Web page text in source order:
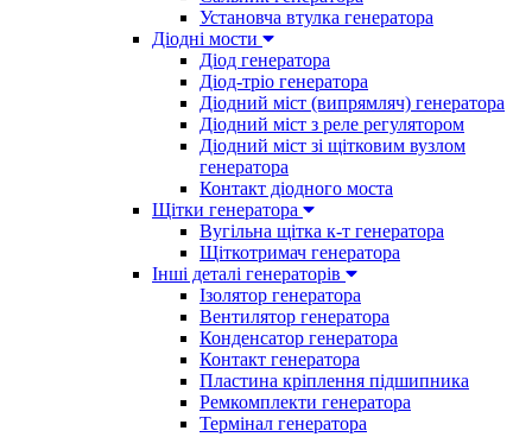
Установча втулка генератора
Діодні мости
Діод генератора
Діод-тріо генератора
Діодний міст (випрямляч) генератора
Діодний міст з реле регулятором
Діодний міст зі щітковим вузлом
генератора
Контакт діодного моста
Щітки генератора
Вугільна щітка к-т генератора
Щіткотримач генератора
Інші деталі генераторів
Ізолятор генератора
Вентилятор генератора
Конденсатор генератора
Контакт генератора
Пластина кріплення підшипника
Ремкомплекти генератора
Термінал генератора